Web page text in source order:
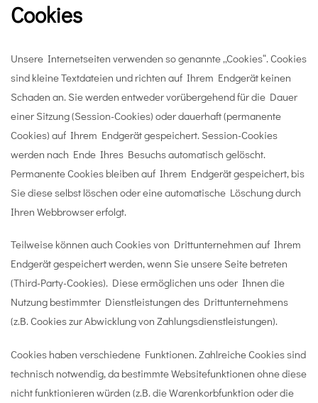
Cookies
Unsere Internetseiten verwenden so genannte „Cookies“. Cookies
sind kleine Textdateien und richten auf Ihrem Endgerät keinen
Schaden an. Sie werden entweder vorübergehend für die Dauer
einer Sitzung (Session-Cookies) oder dauerhaft (permanente
Cookies) auf Ihrem Endgerät gespeichert. Session-Cookies
werden nach Ende Ihres Besuchs automatisch gelöscht.
Permanente Cookies bleiben auf Ihrem Endgerät gespeichert, bis
Sie diese selbst löschen oder eine automatische Löschung durch
Ihren Webbrowser erfolgt.
Teilweise können auch Cookies von Drittunternehmen auf Ihrem
Endgerät gespeichert werden, wenn Sie unsere Seite betreten
(Third-Party-Cookies). Diese ermöglichen uns oder Ihnen die
Nutzung bestimmter Dienstleistungen des Drittunternehmens
(z.B. Cookies zur Abwicklung von Zahlungsdienstleistungen).
Cookies haben verschiedene Funktionen. Zahlreiche Cookies sind
technisch notwendig, da bestimmte Websitefunktionen ohne diese
nicht funktionieren würden (z.B. die Warenkorbfunktion oder die